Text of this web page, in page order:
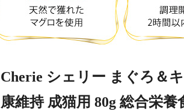
Cherie シェリー まぐろ＆
康維持 成猫用 80g 総合栄